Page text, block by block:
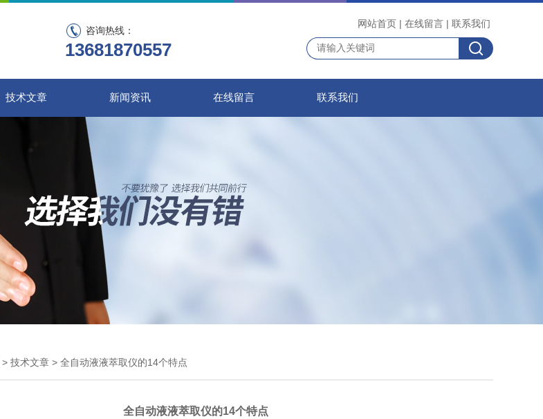
咨询热线：
13681870557
网站首页 | 在线留言 | 联系我们
技术文章 新闻资讯 在线留言 联系我们
> 技术文章 > 全自动液液萃取仪的14个特点
全自动液液萃取仪的14个特点